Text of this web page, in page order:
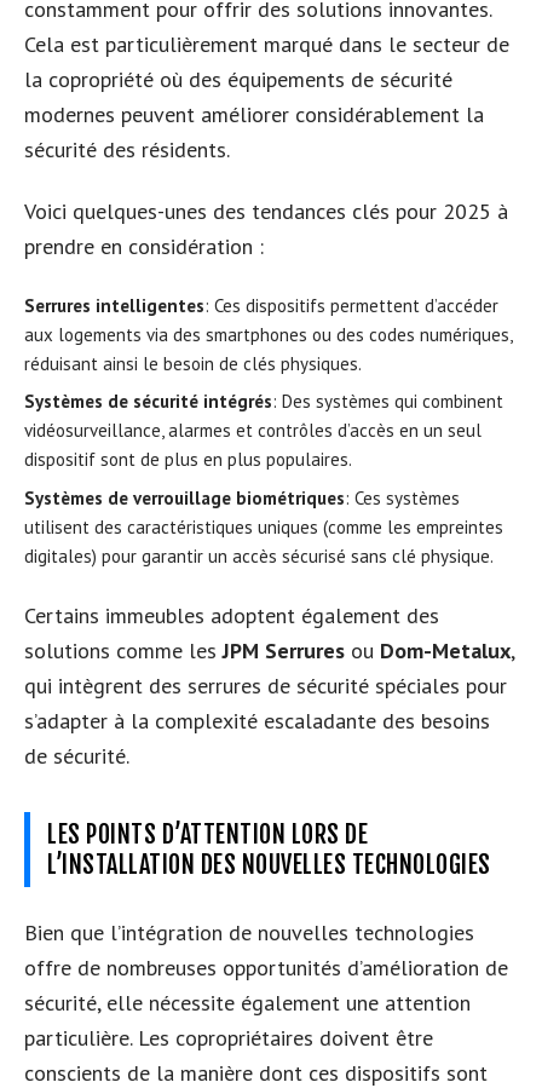
constamment pour offrir des solutions innovantes.
Cela est particulièrement marqué dans le secteur de
la copropriété où des équipements de sécurité
modernes peuvent améliorer considérablement la
sécurité des résidents.
Voici quelques-unes des tendances clés pour 2025 à
prendre en considération :
Serrures intelligentes: Ces dispositifs permettent d’accéder
aux logements via des smartphones ou des codes numériques,
réduisant ainsi le besoin de clés physiques.
Systèmes de sécurité intégrés: Des systèmes qui combinent
vidéosurveillance, alarmes et contrôles d’accès en un seul
dispositif sont de plus en plus populaires.
Systèmes de verrouillage biométriques: Ces systèmes
utilisent des caractéristiques uniques (comme les empreintes
digitales) pour garantir un accès sécurisé sans clé physique.
Certains immeubles adoptent également des
solutions comme lesJPM Serrures ou Dom-Metalux,
qui intègrent des serrures de sécurité spéciales pour
s’adapter à la complexité escaladante des besoins
de sécurité.
LES POINTS D’ATTENTION LORS DE
L’INSTALLATION DES NOUVELLES TECHNOLOGIES
Bien que l’intégration de nouvelles technologies
offre de nombreuses opportunités d’amélioration de
sécurité, elle nécessite également une attention
particulière. Les copropriétaires doivent être
conscients de la manière dont ces dispositifs sont